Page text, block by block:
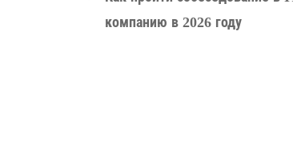
компанию в 2026 году